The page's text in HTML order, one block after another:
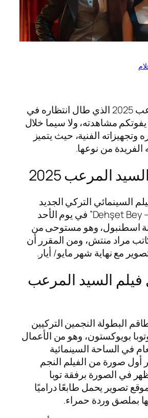
فيلم السيد المرعب 2025 الذي طال انتظاره في
يفوتكم مشاهدته، ولا سيما خلال
وتجهيزاته الفنية، حيث يتميز
الفريدة من نوعها.
المرعب 2025
السينمائي التركي الجديد
“السيد المرعب – Dehşet Bey” في يوم الأحد
اسطنبول، وهو مستوحى من
مراد منتش، ومن المقرر أن
مع نهاية شهر مايو/ أيار.
السيد المرعب
البطولة النجمين التركيين
بويوكستون، وهو من الأعمال
في الساحة السينمائية
أول صورة من الفيلم النجم
في الصورة برفقة توبا
تصوير يحمل طابعًا دراميًا
بملصق وردة حمراء.